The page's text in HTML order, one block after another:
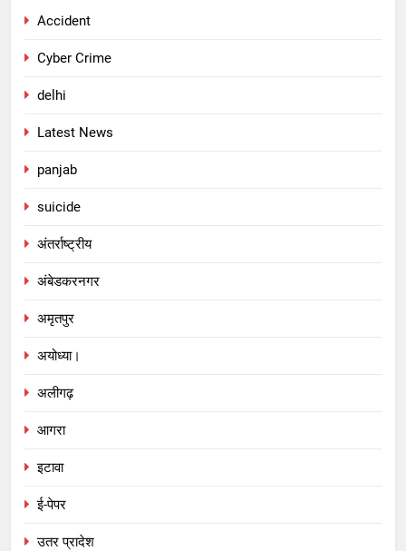
Accident
Cyber Crime
delhi
Latest News
panjab
suicide
अंतर्राष्ट्रीय
अंबेडकरनगर
अमृतपुर
अयोध्या।
अलीगढ़
आगरा
इटावा
ई-पेपर
उतर प्रादेश